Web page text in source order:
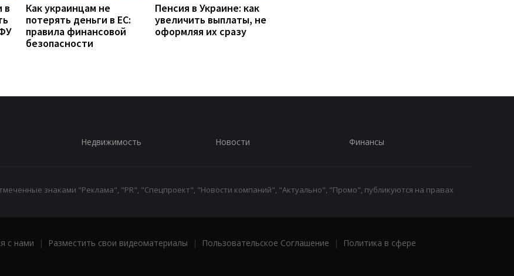
в
Как украинцам не
потерять деньги в ЕС:
правила финансовой
безопасности
Пенсия в Украине: как
увеличить выплаты, не
оформляя их сразу
Недвижимость Новости Финансы
знаками "Реклама", "PR", "Спецпроект", "Новости компаний", "Актуально", "Промо", публикуются на правах
с нами | Разместить свои видеоматериалы | Пользовательское Соглашение |
Политика в сфере